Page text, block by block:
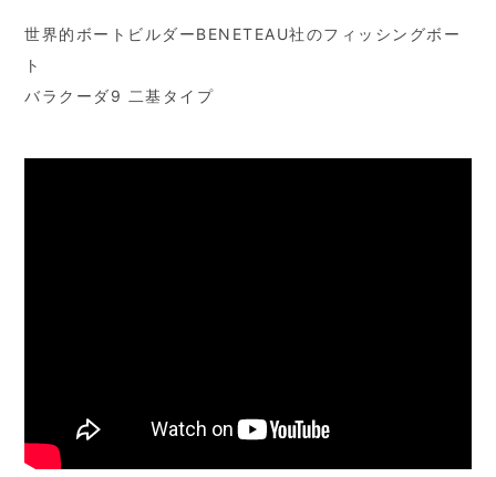
世界的ボートビルダーBENETEAU社のフィッシングボー
ト
バラクーダ9 二基タイプ